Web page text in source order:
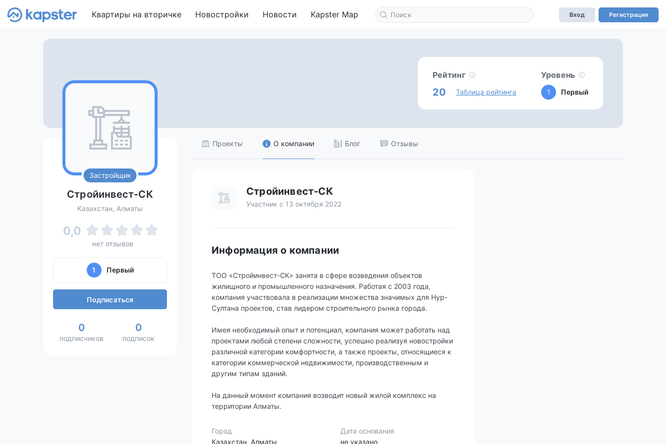
Квартиры на вторичке Новостройки Новости Kapster Map Вход Регистрация
Рейтинг
20 Таблица рейтинга
Уровень
1 Первый
Застройщик
Стройинвест-СК
Казахстан, Алматы
0,0
нет отзывов
1 Первый
Подписаться
0
подписчиков
0
подписок
Проекты О компании Блог Отзывы
Стройинвест-СК
Участник с 13 октября 2022
Информация о компании
ТОО «Стройинвест-СК» занята в сфере возведения объектов
жилищного и промышленного назначения. Работая с 2003 года,
компания участвовала в реализации множества значимых для Нур-
Султана проектов, став лидером строительного рынка города.
Имея необходимый опыт и потенциал, компания может работать над
проектами любой степени сложности, успешно реализуя новостройки
различной категории комфортности, а также проекты, относящиеся к
категории коммерческой недвижимости, производственным и
другим типам зданий.
На данный момент компания возводит новый жилой комплекс на
территории Алматы.
Город
Казахстан, Алматы
Дата основания
не указано